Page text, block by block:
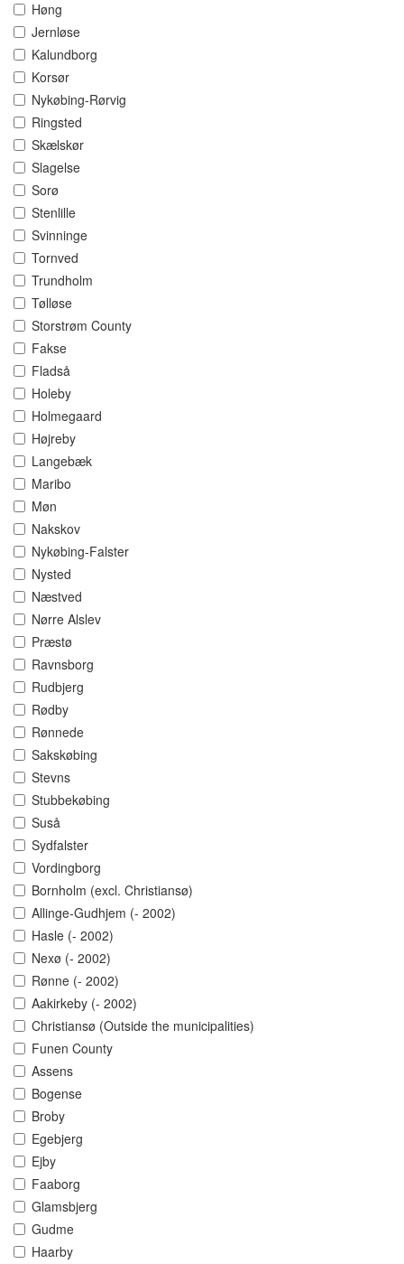
Høng
Jernløse
Kalundborg
Korsør
Nykøbing-Rørvig
Ringsted
Skælskør
Slagelse
Sorø
Stenlille
Svinninge
Tornved
Trundholm
Tølløse
Storstrøm County
Fakse
Fladså
Holeby
Holmegaard
Højreby
Langebæk
Maribo
Møn
Nakskov
Nykøbing-Falster
Nysted
Næstved
Nørre Alslev
Præstø
Ravnsborg
Rudbjerg
Rødby
Rønnede
Sakskøbing
Stevns
Stubbekøbing
Suså
Sydfalster
Vordingborg
Bornholm (excl. Christiansø)
Allinge-Gudhjem (- 2002)
Hasle (- 2002)
Nexø (- 2002)
Rønne (- 2002)
Aakirkeby (- 2002)
Christiansø (Outside the municipalities)
Funen County
Assens
Bogense
Broby
Egebjerg
Ejby
Faaborg
Glamsbjerg
Gudme
Haarby